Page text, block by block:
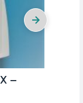
–